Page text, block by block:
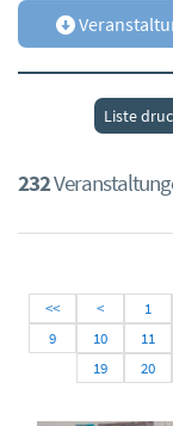
Liste
232
<< < 1
9
10 11
19
20